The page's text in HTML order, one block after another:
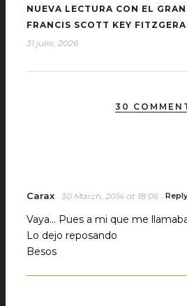
NUEVA LECTURA CON EL
FRANCIS SCOTT KEY
31 julio, 2026
30
Carax 30 March, 2014 at 18:06 Reply
Vaya… Pues a mi que me
Lo dejo reposando
Besos